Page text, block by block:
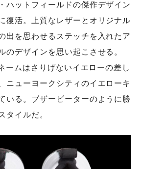
ハットフィールドの傑作デザイン
復活。上質なレザーとオリジナル
出を思わせるステッチを入れたア
のデザインを思い起こさせる。
ームはさりげないイエローの差し
ニューヨークシティのイエローキ
いる。ブザービーターのように勝
タイルだ。